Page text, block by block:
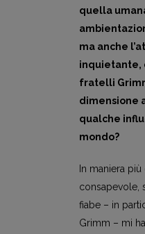
quella
ma anche
inquietante,
fratelli
dimensione
qualche
mondo?
In maniera
consapevole,
fiabe – in
Grimm – mi